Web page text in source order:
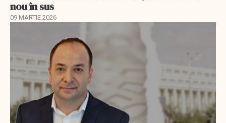
nou în sus
09 MARTIE 2026